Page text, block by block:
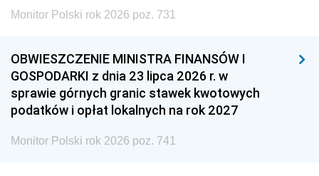
Monitor Polski rok 2026 poz. 731
OBWIESZCZENIE MINISTRA FINANSÓW I
GOSPODARKI z dnia 23 lipca 2026 r. w
sprawie górnych granic stawek kwotowych
podatków i opłat lokalnych na rok 2027
Monitor Polski rok 2026 poz. 741